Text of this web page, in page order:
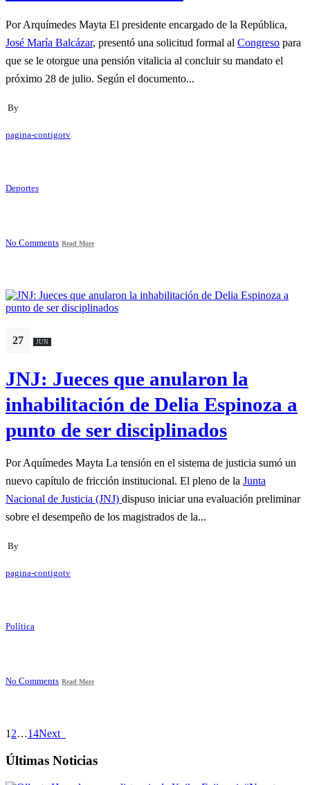
Por Arquímedes Mayta El presidente encargado de la República,
José María Balcázar, presentó una solicitud formal al Congreso para
que se le otorgue una pensión vitalicia al concluir su mandato el
próximo 28 de julio. Según el documento...
By
pagina-contigotv
Deportes
No Comments Read More
27 JUN
JNJ: Jueces que anularon la
inhabilitación de Delia Espinoza a
punto de ser disciplinados
Por Aquímedes Mayta La tensión en el sistema de justicia sumó un
nuevo capítulo de fricción institucional. El pleno de la Junta
Nacional de Justicia (JNJ) dispuso iniciar una evaluación preliminar
sobre el desempeño de los magistrados de la...
By
pagina-contigotv
Política
No Comments Read More
1 2…14Next
Últimas Noticias